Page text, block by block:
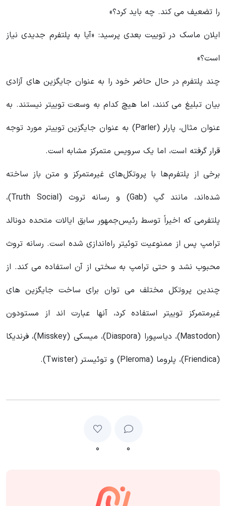
را تضعیف می کند. چه باید کرد؟»
ایلان ماسک در توییت بعدی پرسید: «آیا به پلتفرم جدیدی نیاز
است؟»
چند پلتفرم در حال حاضر خود را به عنوان جایگزین های آزادی
بیان تبلیغ می کنند، اما هیچ کدام به وسعت توییتر نیستند. به
عنوان مثال، پارلر (Parler) به عنوان جایگزین توییتر مورد توجه
قرار گرفته است، اما یک سرویس متمرکز مشابه است.
برخی از پلتفرم‌ها با پروتکل‌های غیرمتمرکز و متن باز ساخته
شده‌اند، مانند گپ (Gab) و رسانه تروث (Truth Social)،
پلتفرمی که اخیراً توسط رئیس‌جمهور سابق ایالات متحده دونالد
ترامپ پس از ممنوعیت توئیتر راه‌اندازی شده است. رسانه تروث
محبوب نشد و حتی ترامپ به سختی از آن استفاده می کند. از
چندین پروتکل مختلف می توان برای ساخت جایگزین های
غیرمتمرکز توییتر استفاده کرد، آنها عبارت اند از مستودون
(Mastodon)، دیاسپورا (Diaspora)، میسکی (Misskey)، فرندیکا
(Friendica)، پلروما (Pleroma) و توئیستر (Twister).
۰ ۰